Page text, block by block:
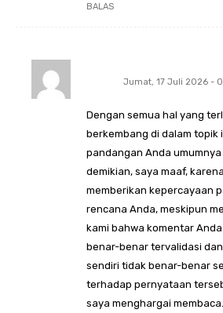
BALAS
Jumat, 17 Juli 2026 -
Dengan semua hal yang
berkembang di dalam topik
pandangan Anda
demikian, saya maaf,
memberikan kepercayaan
rencana Anda, meskipun
kami bahwa komentar
benar-benar tervalidasi
sendiri tidak benar-benar
terhadap pernyataan
saya menghargai membaca.